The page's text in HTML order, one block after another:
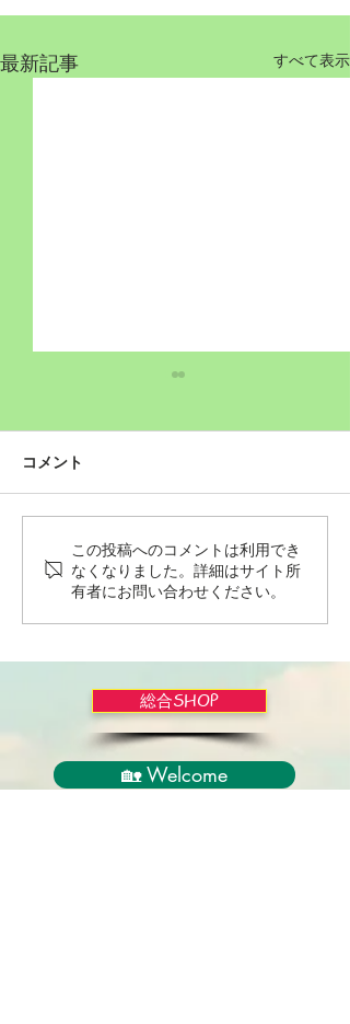
最新記事 すべて表示
Wordだけで作っちゃおう
～★みことば職人るちゃ
ん('◇')ゞ
コメント
この投稿へのコメントは利用でき
なくなりました。詳細はサイト所
有者にお問い合わせください。
総合SHOP
🏡 Welcome